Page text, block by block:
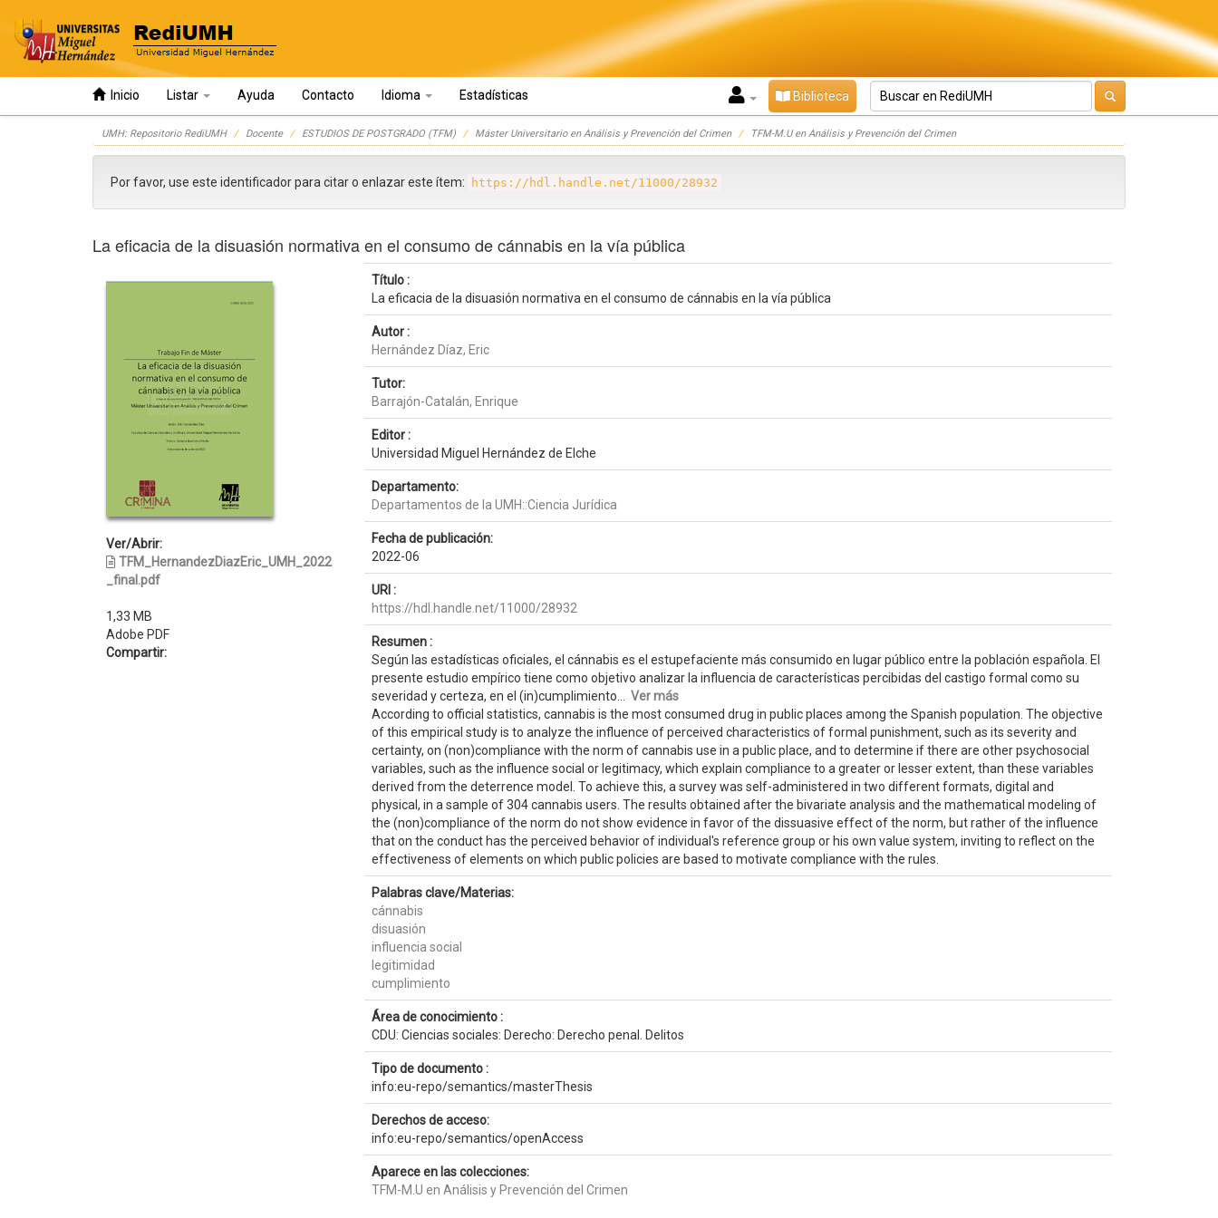
Inicio Listar Ayuda Contacto Idioma Estadísticas Biblioteca
UMH: Repositorio RediUMH Docente ESTUDIOS DE POSTGRADO (TFM) Máster Universitario en Análisis y Prevención del Crimen TFM-M.U en Análisis y Prevención del Crimen
Por favor, use este identificador para citar o enlazar este ítem: https://hdl.handle.net/11000/28932
La eficacia de la disuasión normativa en el consumo de cánnabis en la vía pública
Ver/Abrir:
TFM_HernandezDiazEric_UMH_2022
_final.pdf
1,33 MB
Adobe PDF
Compartir:
Título :
La eficacia de la disuasión normativa en el consumo de cánnabis en la vía pública
Autor :
Hernández Díaz, Eric
Tutor:
Barrajón-Catalán, Enrique
Editor :
Universidad Miguel Hernández de Elche
Departamento:
Departamentos de la UMH::Ciencia Jurídica
Fecha de publicación:
2022-06
URI :
https://hdl.handle.net/11000/28932
Resumen :
Según las estadísticas oficiales, el cánnabis es el estupefaciente más consumido en lugar público entre la población española. El
presente estudio empírico tiene como objetivo analizar la influencia de características percibidas del castigo formal como su
severidad y certeza, en el (in)cumplimiento... Ver más
According to official statistics, cannabis is the most consumed drug in public places among the Spanish population. The objective
of this empirical study is to analyze the influence of perceived characteristics of formal punishment, such as its severity and
certainty, on (non)compliance with the norm of cannabis use in a public place, and to determine if there are other psychosocial
variables, such as the influence social or legitimacy, which explain compliance to a greater or lesser extent, than these variables
derived from the deterrence model. To achieve this, a survey was self-administered in two different formats, digital and
physical, in a sample of 304 cannabis users. The results obtained after the bivariate analysis and the mathematical modeling of
the (non)compliance of the norm do not show evidence in favor of the dissuasive effect of the norm, but rather of the influence
that on the conduct has the perceived behavior of individual's reference group or his own value system, inviting to reflect on the
effectiveness of elements on which public policies are based to motivate compliance with the rules.
Palabras clave/Materias:
cánnabis
disuasión
influencia social
legitimidad
cumplimiento
Área de conocimiento :
CDU: Ciencias sociales: Derecho: Derecho penal. Delitos
Tipo de documento :
info:eu-repo/semantics/masterThesis
Derechos de acceso:
info:eu-repo/semantics/openAccess
Aparece en las colecciones:
TFM-M.U en Análisis y Prevención del Crimen